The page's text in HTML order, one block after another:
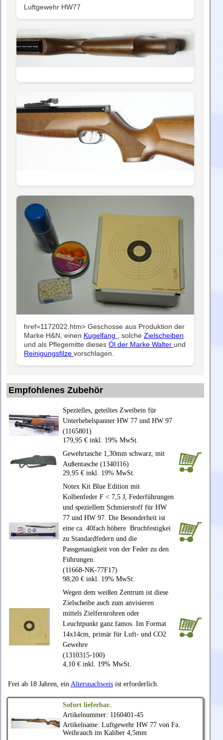
Luftgewehr HW77
href=1172022.htm> Geschosse aus Produktion der
Marke H&N, einen Kugelfang , solche Zielscheiben
und als Pflegemitte dieses Öl der Marke Walter und
Reinigungsfilze vorschlagen.
Empfohlenes Zubehör
Spezielles, geteiltes Zweibein für
Unterhebelspanner HW 77 und HW 97
(1165801)
179,95 € inkl. 19% MwSt.
Gewehrtasche 1,30mm schwarz, mit
Außentasche (1340116)
29,95 € inkl. 19% MwSt.
Notex Kit Blue Edition mit
Kolbenfeder F < 7,5 J, Federführungen
und speziellem Schmierstoff für HW
77 und HW 97. Die Besonderheit ist
eine ca. 40fach höhere Bruchfestigkei
zu Standardfedern und die
Passgenauigkeit von der Feder zu den
Führungen.
(11668-NK-77F17)
98,20 € inkl. 19% MwSt.
Wegen dem weißen Zentrum ist diese
Zielscheibe auch zum anvisieren
mittels Zielfernrohren oder
Leuchtpunkt ganz famos. Im Format
14x14cm, primär für Luft- und CO2
Gewehre
(1310315-100)
4,10 € inkl. 19% MwSt.
Frei ab 18 Jahren, ein Altersnachweis ist erforderlich.
Sofort lieferbar.
Artikelnummer: 1160401-45
Artikelname: Luftgewehr HW 77 von Fa.
Weihrauch im Kaliber 4,5mm